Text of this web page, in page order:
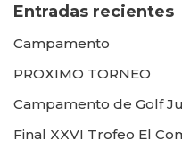
Entradas recientes
Campamento
PROXIMO TORNEO
Campamento de Golf
Final XXVI Trofeo El